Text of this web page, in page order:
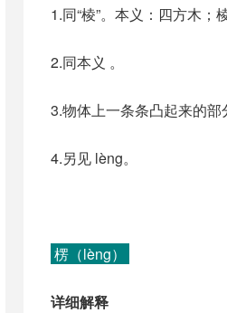
1.同“棱”。本义：四方木；
2.同本义 。
3.物体上一条条凸起来的部
4.另见 lèng。
楞（lèng）
详细解释